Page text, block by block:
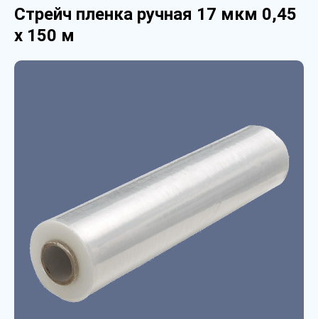
Стрейч пленка ручная 17 мкм 0,45
х 150 м